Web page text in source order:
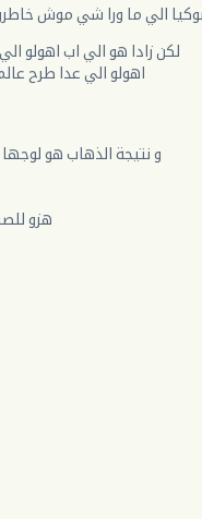
الي ما ورا شي موش
لكن زادا هو الي اب اهولو
اهولو الي عدا طرح
و نتيجة الذهاب هو
هزو